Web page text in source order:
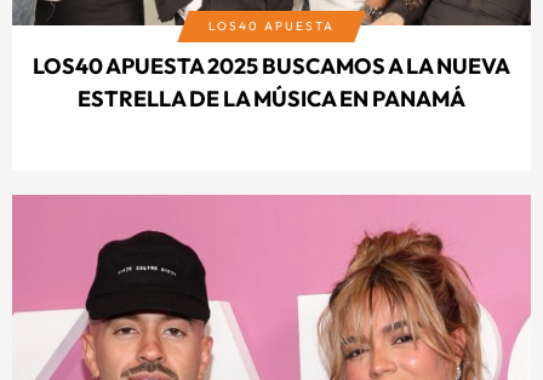
LOS40 APUESTA
LOS40 APUESTA 2025 BUSCAMOS A LA NUEVA
ESTRELLA DE LA MÚSICA EN PANAMÁ